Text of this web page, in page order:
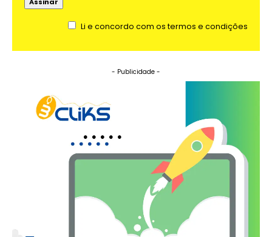
Li e concordo com os termos e condições
- Publicidade -